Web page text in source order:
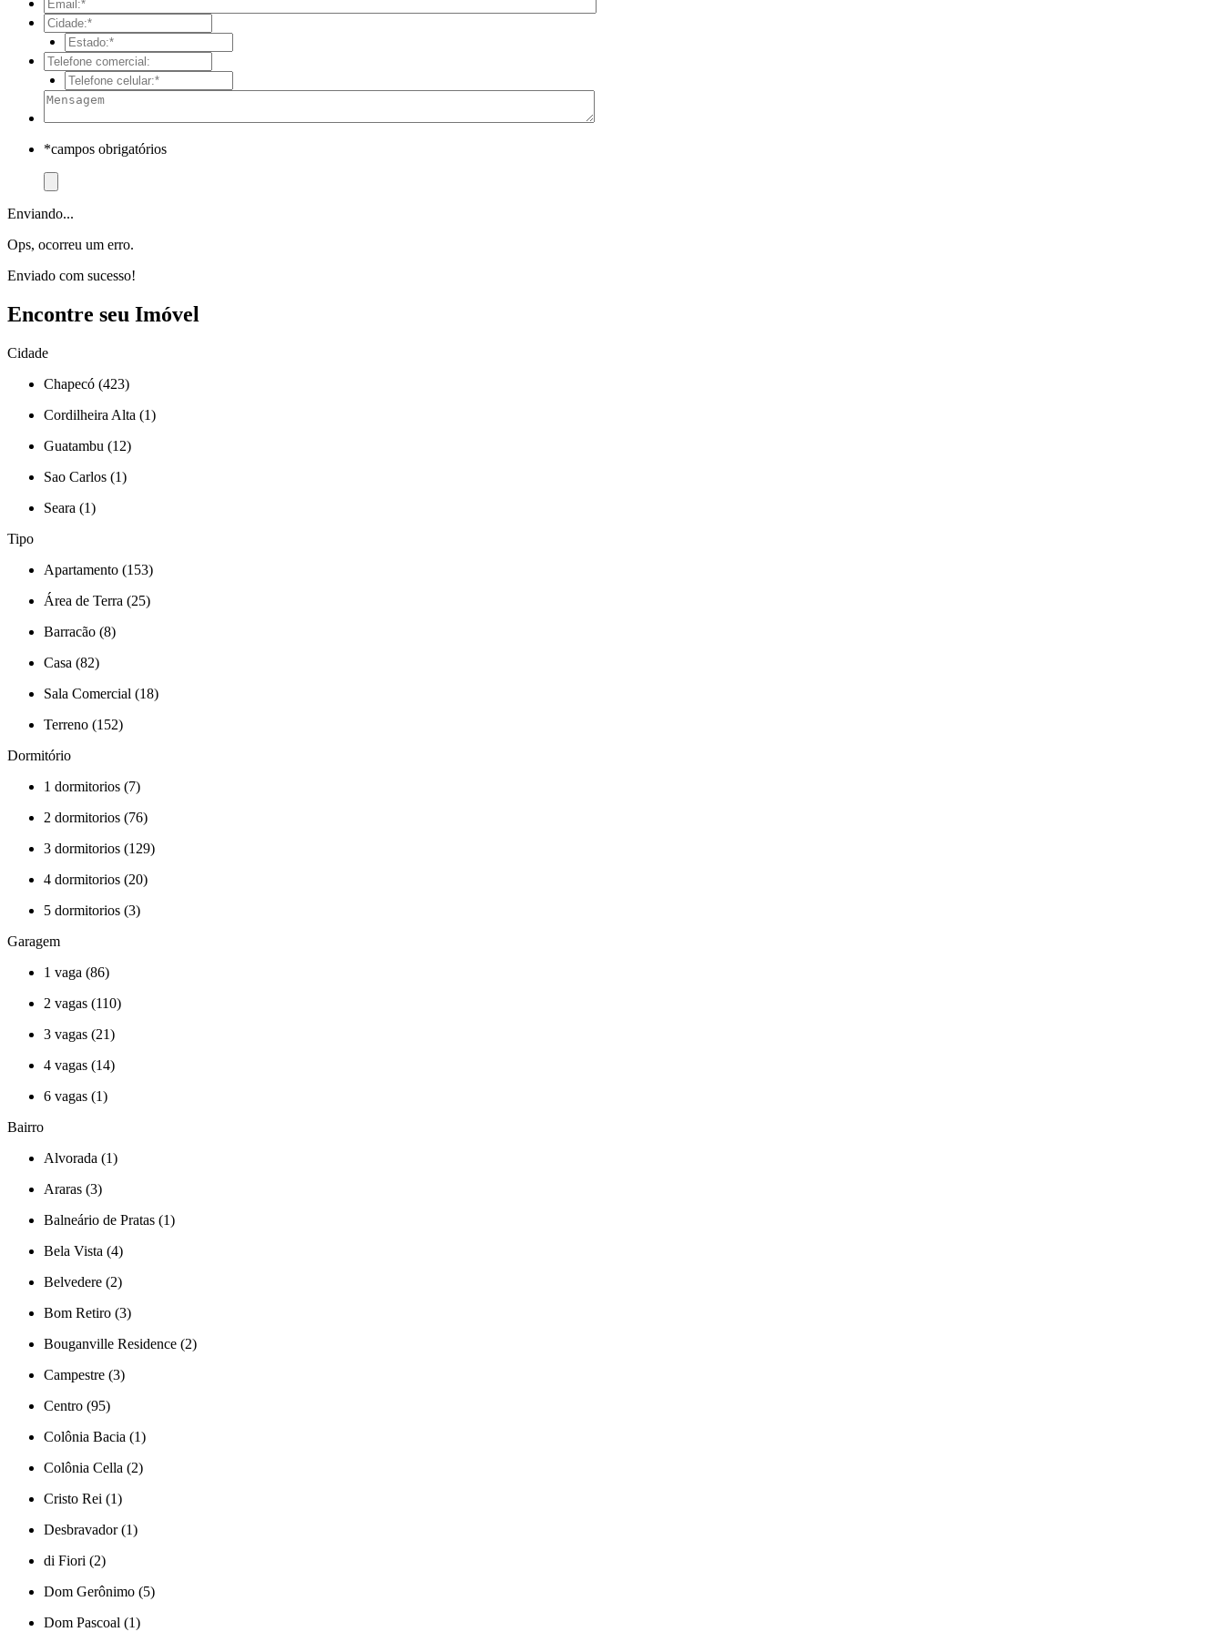
*campos obrigatórios
Enviando...
Ops, ocorreu um erro.
Enviado com sucesso!
Encontre seu Imóvel
Cidade
Chapecó (423)
Cordilheira Alta (1)
Guatambu (12)
Sao Carlos (1)
Seara (1)
Tipo
Apartamento (153)
Área de Terra (25)
Barracão (8)
Casa (82)
Sala Comercial (18)
Terreno (152)
Dormitório
1 dormitorios (7)
2 dormitorios (76)
3 dormitorios (129)
4 dormitorios (20)
5 dormitorios (3)
Garagem
1 vaga (86)
2 vagas (110)
3 vagas (21)
4 vagas (14)
6 vagas (1)
Bairro
Alvorada (1)
Araras (3)
Balneário de Pratas (1)
Bela Vista (4)
Belvedere (2)
Bom Retiro (3)
Bouganville Residence (2)
Campestre (3)
Centro (95)
Colônia Bacia (1)
Colônia Cella (2)
Cristo Rei (1)
Desbravador (1)
di Fiori (2)
Dom Gerônimo (5)
Dom Pascoal (1)